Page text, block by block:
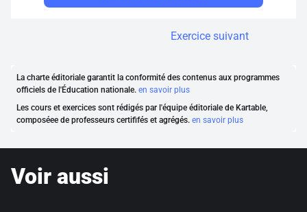
Exercice suivant
La charte éditoriale garantit la conformité des contenus aux programmes
officiels de l'Éducation nationale. en savoir plus
Les cours et exercices sont rédigés par l'équipe éditoriale de Kartable,
composéee de professeurs certififés et agrégés. en savoir plus
Voir aussi